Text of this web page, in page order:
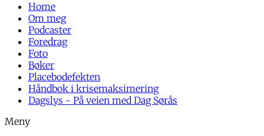
Home
Om meg
Podcaster
Foredrag
Foto
Bøker
Placebodefekten
Håndbok i krisemaksimering
Dagslys - På veien med Dag Sørås